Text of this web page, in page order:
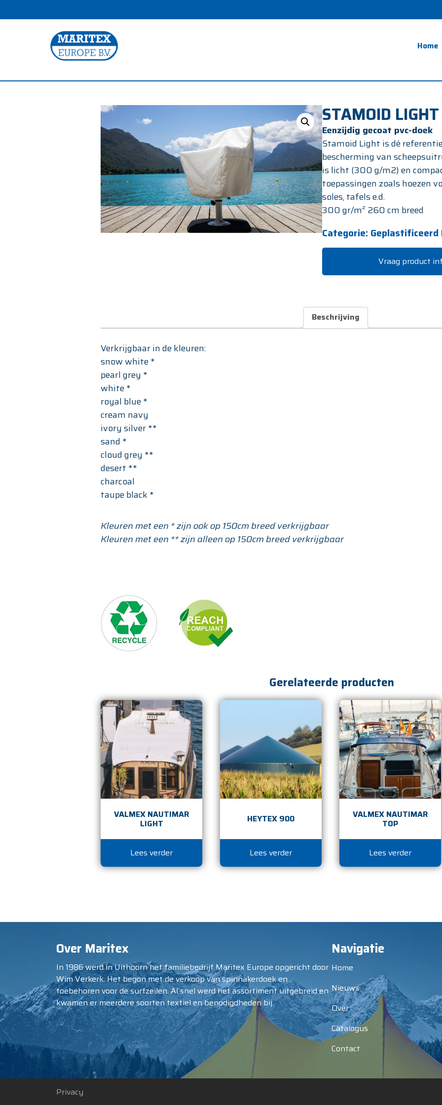
Home
STAMOID
Eenzijdig gecoat pvc-doek
Stamoid Light is dé
bescherming van
is licht (300 g/m2) en
toepassingen zoals hoezen
soles, tafels e.d.
300 gr/m² 260 cm breed
Categorie: Geplastificeerd
Vraag product
Beschrijving
Verkrijgbaar in de kleuren:
snow white *
pearl grey *
white *
royal blue *
cream navy
ivory silver **
sand *
cloud grey **
desert **
charcoal
taupe black *
Kleuren met een * zijn ook op 150cm breed verkrijgbaar
Kleuren met een ** zijn alleen op 150cm breed verkrijgbaar
Gerelateerde producten
VALMEX NAUTIMAR
LIGHT
Lees verder
HEYTEX 900
Lees verder
VALMEX NAUTIMAR
TOP
Lees verder
Over Maritex
In 1986 werd in Uithoorn het familiebedrijf Maritex Europe opgericht door
Wim Verkerk. Het begon met de verkoop van spinnakerdoek en
toebehoren voor de surfzeilen. Al snel werd het assortiment uitgebreid en
kwamen er meerdere soorten textiel en benodigdheden bij.
Navigatie
Home
Nieuws
Over
Catalogus
Contact
Privacy